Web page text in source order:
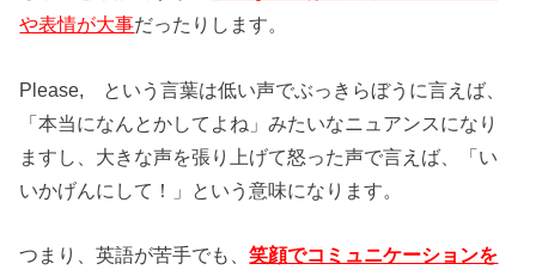
や表情が大事だったりします。
Please, という言葉は低い声でぶっきらぼうに言えば、
「本当になんとかしてよね」みたいなニュアンスになり
ますし、大きな声を張り上げて怒った声で言えば、「い
いかげんにして！」という意味になります。
つまり、英語が苦手でも、笑顔でコミュニケーションを